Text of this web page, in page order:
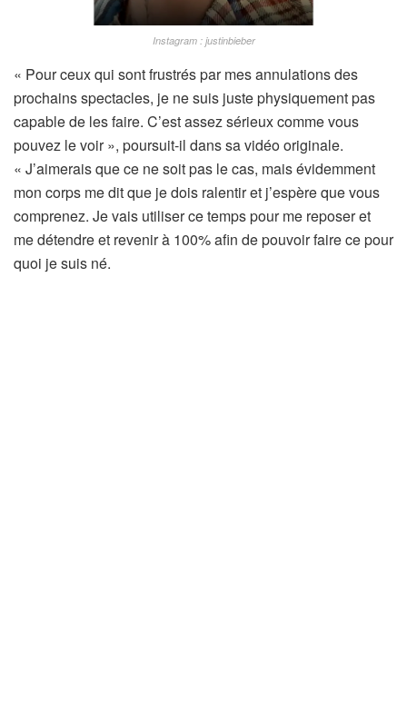
Instagram : justinbieber
« Pour ceux qui sont frustrés par mes annulations des
prochains spectacles, je ne suis juste physiquement pas
capable de les faire. C’est assez sérieux comme vous
pouvez le voir », poursuit-il dans sa vidéo originale.
« J’aimerais que ce ne soit pas le cas, mais évidemment
mon corps me dit que je dois ralentir et j’espère que vous
comprenez. Je vais utiliser ce temps pour me reposer et
me détendre et revenir à 100% afin de pouvoir faire ce pour
quoi je suis né.